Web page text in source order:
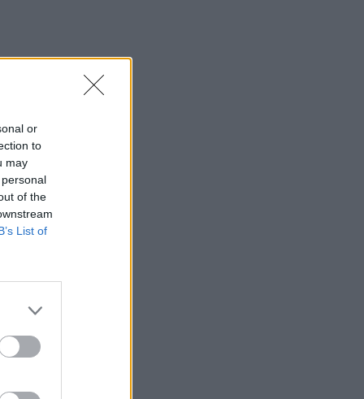
or
to
may
of the
List of